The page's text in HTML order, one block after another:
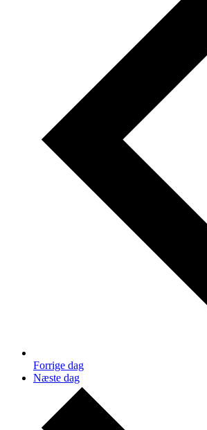
Forrige dag
Næste dag